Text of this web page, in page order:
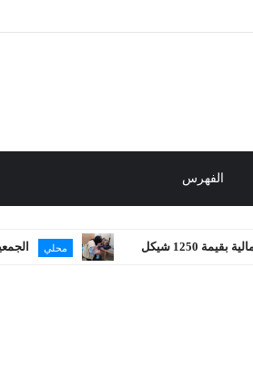
الفهرس
محلي الجمعية الوطنية